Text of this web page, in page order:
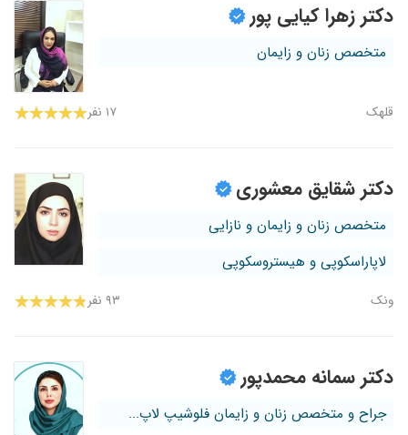
دکتر زهرا کیایی پور
متخصص زنان و زایمان
قلهک ۱۷ نفر
دکتر شقایق معشوری
متخصص زنان و زایمان و نازایی
لاپاراسکوپی و هیستروسکوپی
ونک ۹۳ نفر
دکتر سمانه محمدپور
جراح و متخصص زنان و زایمان فلوشیپ لاپ...